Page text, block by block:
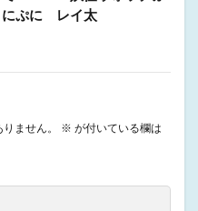
にぷに レイ太
ません。 ※ が付いている欄は